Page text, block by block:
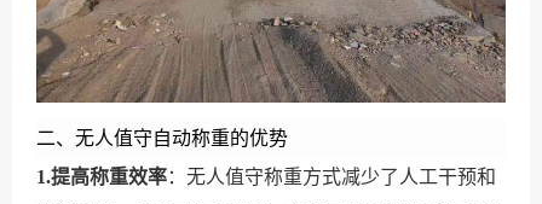
二、无人值守自动称重的优势
1.提高称重效率：无人值守称重方式减少了人工干预和